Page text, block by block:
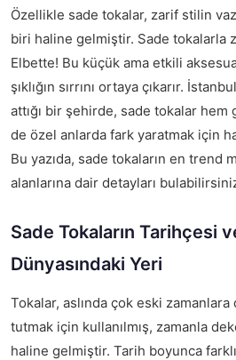
Özellikle sade tokalar, zarif stilin
biri haline gelmiştir. Sade tokalarla
Elbette! Bu küçük ama etkili
şıklığın sırrını ortaya çıkarır.
attığı bir şehirde, sade tokalar hem
de özel anlarda fark yaratmak için
Bu yazıda, sade tokaların en trend
alanlarına dair detayları
Sade Tokaların Tarihçesi
Dünyasındaki Yeri
Tokalar, aslında çok eski zamanlara
tutmak için kullanılmış, zamanla
haline gelmiştir. Tarih boyunca